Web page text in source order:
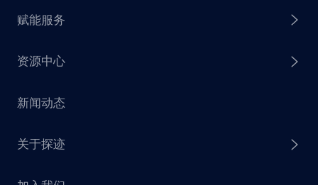
探迹 AI 拓客
探迹 AI 触达
探迹 AI CRM
赋能服务
赋能计划
资源中心
销售干货
探迹大数据研究院
新闻动态
关于探迹